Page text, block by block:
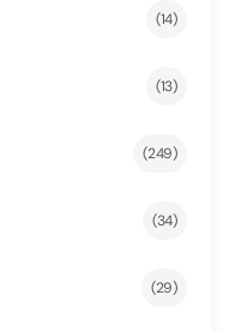
(14)
(13)
(249)
(34)
(29)